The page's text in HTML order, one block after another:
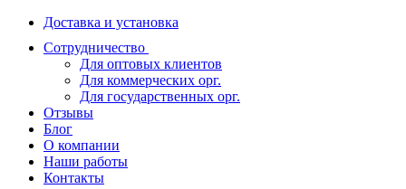
Доставка и установка
Сотрудничество
Для оптовых клиентов
Для коммерческих орг.
Для государственных орг.
Отзывы
Блог
О компании
Наши работы
Контакты